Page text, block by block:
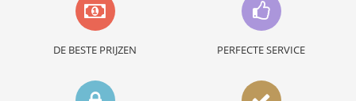
DE BESTE PRIJZEN PERFECTE SERVICE